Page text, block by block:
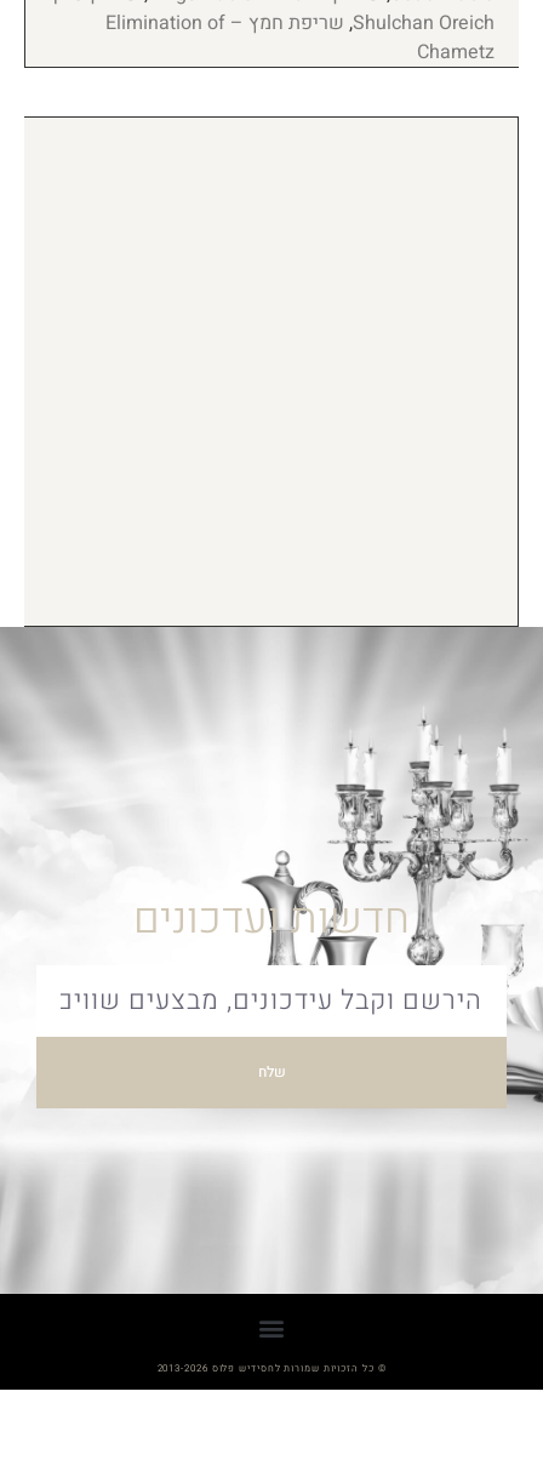
Shulchan Oreich
,
שריפת חמץ – Elimination of
Chametz
חדשות ועדכונים
שלח
© כל הזכויות שמורות לחסידיש פלוס 2013-2026